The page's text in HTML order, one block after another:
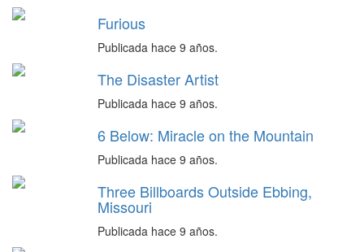
Furious
Publicada hace 9 años.
The Disaster Artist
Publicada hace 9 años.
6 Below: Miracle on the Mountain
Publicada hace 9 años.
Three Billboards Outside Ebbing,
Missouri
Publicada hace 9 años.